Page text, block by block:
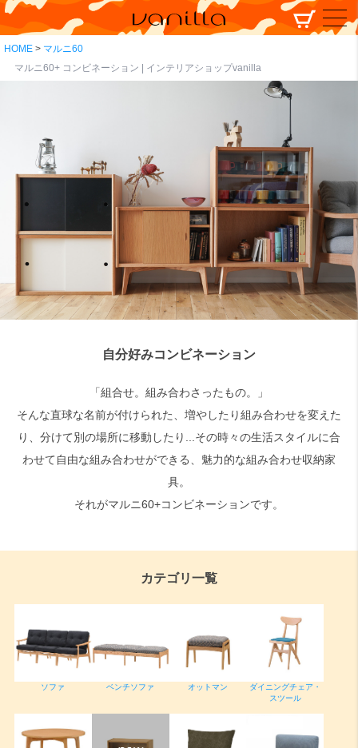
HOME
マルニ60
マルニ60+ コンビネーション | インテリアショップvanilla
検索
自分好みコンビネーション
「組合せ。組み合わさったもの。」
そんな直球な名前が付けられた、増やしたり組み合わせを変えた
り、分けて別の場所に移動したり...その時々の生活スタイルに合
わせて自由な組み合わせができる、魅力的な組み合わせ収納家
具。
それがマルニ60+コンビネーションです。
カテゴリ一覧
ソファ ベンチソファ オットマン
ダイニングチェア・
スツール